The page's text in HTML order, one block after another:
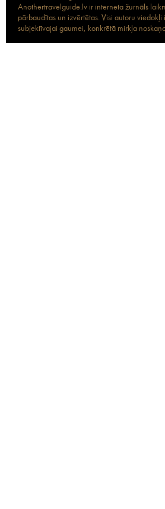
Anothertravelguide.lv ir interneta žurnāls
pārbaudītas un izvērtētas. Visi autoru
subjektīvajai gaumei, konkrētā mirkļa